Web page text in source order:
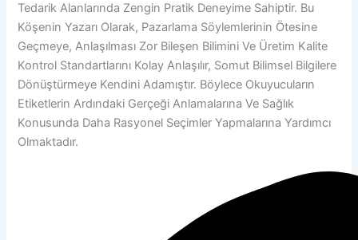
Tedarik Alanlarında Zengin Pratik Deneyime Sahiptir. Bu
Köşenin Yazarı Olarak, Pazarlama Söylemlerinin Ötesine
Geçmeye, Anlaşılması Zor Bileşen Bilimini Ve Üretim Kalite
Kontrol Standartlarını Kolay Anlaşılır, Somut Bilimsel Bilgilere
Dönüştürmeye Kendini Adamıştır. Böylece Okuyucuların
Etiketlerin Ardındaki Gerçeği Anlamalarına Ve Sağlık
Konusunda Daha Rasyonel Seçimler Yapmalarına Yardımcı
Olmaktadır.